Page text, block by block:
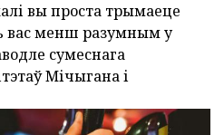
вы проста трымаеце
вас менш разумным у
сумеснага
Мічыгана і